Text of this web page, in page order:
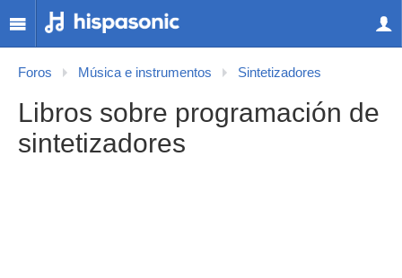
Foros Música e instrumentos Sintetizadores
Libros sobre programación de
sintetizadores